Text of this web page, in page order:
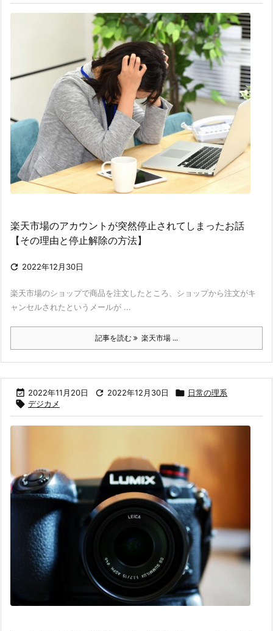
楽天市場のアカウントが突然停止されてしまったお話
【その理由と停止解除の方法】
 2022年12月30日
楽天市場のショップで商品を注文したところ、ショップから注文がキ
ャンセルされたというメールが ...
記事を読む 楽天市場 ...
 2022年11月20日  2022年12月30日  日常の理系
 デジカメ